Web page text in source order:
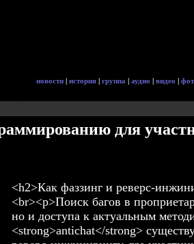
новости | история | группа | аудио | видео |
для
<h2>Как фаззинг и реверс-
<br><p>Поиск багов в
но и доступа к актуальным
<strong>antichat</strong>